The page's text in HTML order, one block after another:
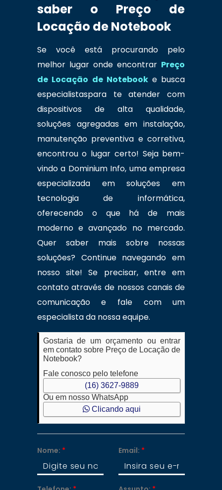
saber o Preço de
Locação de Notebook
Se você está procurando pelo
melhor lugar onde encontrar Preço
de Locação de Notebook e busca
especialistaspara te atender com
dispositivos de alta qualidade,
soluções agregadas em instalação,
manutenção preventiva e corretiva,
encontrou o lugar certo! Seja bem-
vindo a Dominium Info, uma empresa
especializada em soluções em
tecnologia de informática,
oferecendo o que há de mais
moderno e avançado no mercado.
Quer saber mais sobre nossas
soluções? Continue navegando em
nosso site! Se precisar, entre em
contato através de nossos canais de
comunicação e fale com um
especialista da nossa equipe.
Gostaria de um orçamento ou entrar
em contato sobre Preço de Locação de
Notebook?
Fale conosco pelo telefone
(16) 3627-9889
Ou em nosso WhatsApp
Clicando aqui
Nome: * Email: *